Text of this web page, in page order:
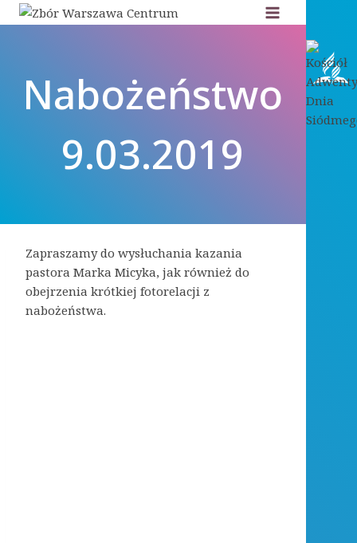
Przejdź
do
Nabożeństwo
9.03.2019
Zapraszamy do wysłuchania kazania
pastora Marka Micyka, jak również do
obejrzenia krótkiej fotorelacji z
nabożeństwa.